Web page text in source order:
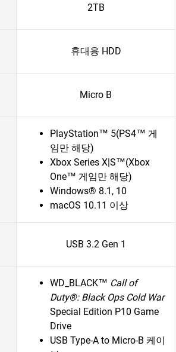
2TB
휴대용 HDD
Micro B
PlayStation™ 5(PS4™ 게
임만 해당)
Xbox Series X|S™(Xbox
One™ 게임만 해당)
Windows® 8.1, 10
macOS 10.11 이상
USB 3.2 Gen 1
WD_BLACK™ Call of
Duty®: Black Ops Cold War
Special Edition P10 Game
Drive
USB Type-A to Micro-B 케이